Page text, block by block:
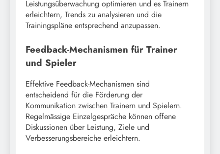
Leistungsüberwachung optimieren und es Trainern
erleichtern, Trends zu analysieren und die
Trainingspläne entsprechend anzupassen.
Feedback-Mechanismen für Trainer
und Spieler
Effektive Feedback-Mechanismen sind
entscheidend für die Förderung der
Kommunikation zwischen Trainern und Spielern.
Regelmässige Einzelgespräche können offene
Diskussionen über Leistung, Ziele und
Verbesserungsbereiche erleichtern.